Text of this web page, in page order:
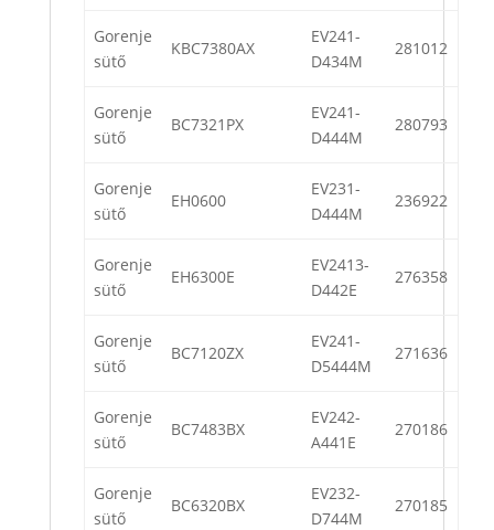
Gorenje
sütő
KBC7380AX
EV241-
D434M
281012
Gorenje
sütő
BC7321PX
EV241-
D444M
280793
Gorenje
sütő
EH0600
EV231-
D444M
236922
Gorenje
sütő
EH6300E
EV2413-
D442E
276358
Gorenje
sütő
BC7120ZX
EV241-
D5444M
271636
Gorenje
sütő
BC7483BX
EV242-
A441E
270186
Gorenje
sütő
BC6320BX
EV232-
D744M
270185